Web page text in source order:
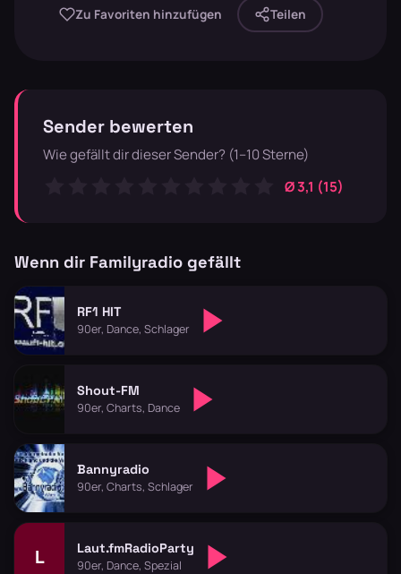
Zu Favoriten hinzufügen Teilen
Sender bewerten
Wie gefällt dir dieser Sender? (1–10 Sterne)
Ø 3,1 (15)
Wenn dir Familyradio gefällt
RF1 HIT
90er, Dance, Schlager
Shout-FM
90er, Charts, Dance
Bannyradio
90er, Charts, Schlager
L Laut.fmRadioParty
90er, Dance, Spezial